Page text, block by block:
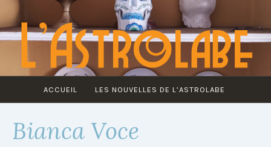
au
contenu
ACCUEIL LES NOUVELLES DE L’ASTROLABE
Bianca Voce